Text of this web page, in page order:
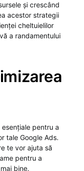
și crescând
acestor strategii
cheltuielilor
a randamentului
pentru a
tale Google Ads.
te vor ajuta să
pentru a
bine.